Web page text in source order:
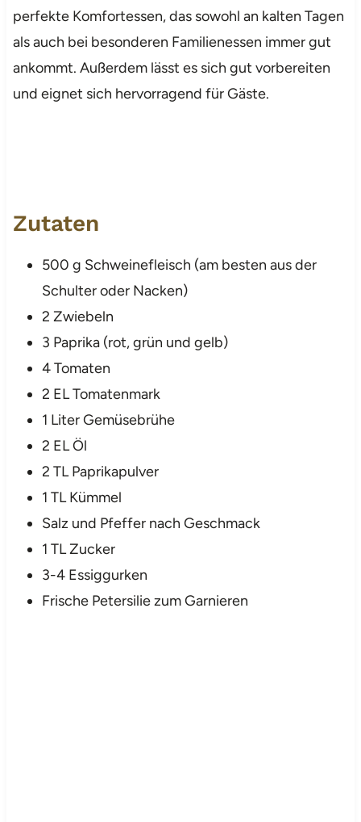
perfekte Komfortessen, das sowohl an kalten Tagen
als auch bei besonderen Familienessen immer gut
ankommt. Außerdem lässt es sich gut vorbereiten
und eignet sich hervorragend für Gäste.
Zutaten
500 g Schweinefleisch (am besten aus der
Schulter oder Nacken)
2 Zwiebeln
3 Paprika (rot, grün und gelb)
4 Tomaten
2 EL Tomatenmark
1 Liter Gemüsebrühe
2 EL Öl
2 TL Paprikapulver
1 TL Kümmel
Salz und Pfeffer nach Geschmack
1 TL Zucker
3-4 Essiggurken
Frische Petersilie zum Garnieren